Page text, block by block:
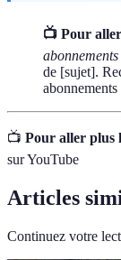
📺 Pour
de [sujet].
📺 Pour aller plus
sur YouTube
Articles
Continuez votre